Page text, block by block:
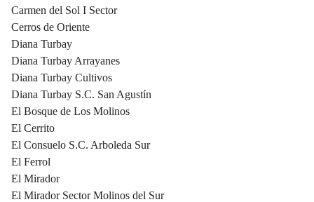
Carmen del Sol I Sector
Cerros de Oriente
Diana Turbay
Diana Turbay Arrayanes
Diana Turbay Cultivos
Diana Turbay S.C. San Agustín
El Bosque de Los Molinos
El Cerrito
El Consuelo S.C. Arboleda Sur
El Ferrol
El Mirador
El Mirador Sector Molinos del Sur